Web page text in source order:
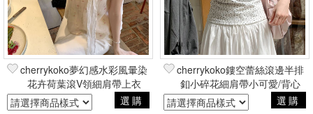
cherrykoko夢幻感水彩風暈染
花卉荷葉滾V領細肩帶上衣
選購
cherrykoko鏤空蕾絲滾邊半排
釦小碎花細肩帶小可愛/背心
選購